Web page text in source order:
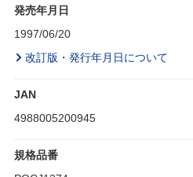
発売年月日
1997/06/20
改訂版・発行年月日について
JAN
4988005200945
規格品番